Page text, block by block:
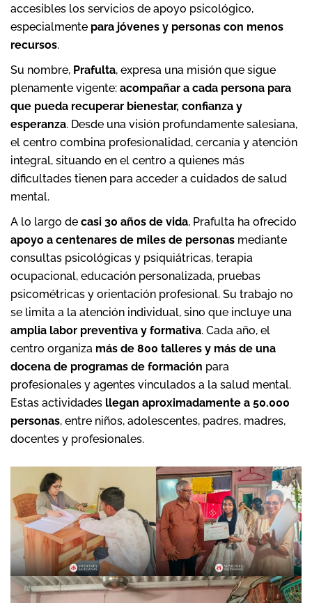
accesibles los servicios de apoyo psicológico,
especialmente para jóvenes y personas con menos
recursos.
Su nombre, Prafulta, expresa una misión que sigue
plenamente vigente: acompañar a cada persona para
que pueda recuperar bienestar, confianza y
esperanza. Desde una visión profundamente salesiana,
el centro combina profesionalidad, cercanía y atención
integral, situando en el centro a quienes más
dificultades tienen para acceder a cuidados de salud
mental.
A lo largo de casi 30 años de vida, Prafulta ha ofrecido
apoyo a centenares de miles de personas mediante
consultas psicológicas y psiquiátricas, terapia
ocupacional, educación personalizada, pruebas
psicométricas y orientación profesional. Su trabajo no
se limita a la atención individual, sino que incluye una
amplia labor preventiva y formativa. Cada año, el
centro organiza más de 800 talleres y más de una
docena de programas de formación para
profesionales y agentes vinculados a la salud mental.
Estas actividades llegan aproximadamente a 50.000
personas, entre niños, adolescentes, padres, madres,
docentes y profesionales.